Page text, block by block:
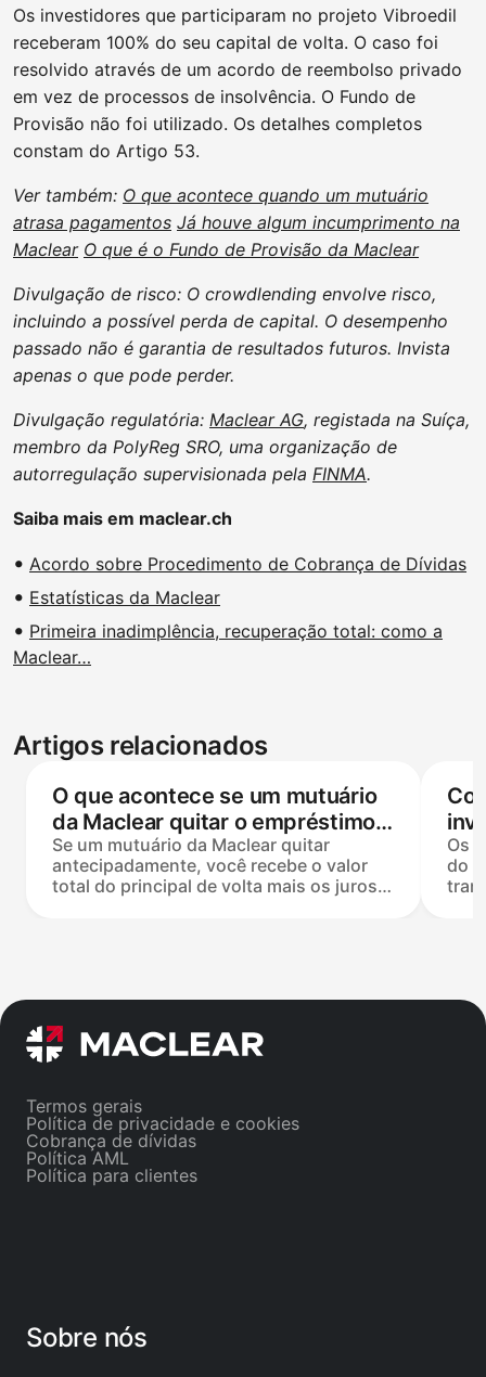
Os investidores que participaram no projeto Vibroedil
receberam 100% do seu capital de volta. O caso foi
resolvido através de um acordo de reembolso privado
em vez de processos de insolvência. O Fundo de
Provisão não foi utilizado. Os detalhes completos
constam do Artigo 53.
Ver também: O que acontece quando um mutuário
atrasa pagamentos Já houve algum incumprimento na
Maclear O que é o Fundo de Provisão da Maclear
Divulgação de risco: O crowdlending envolve risco,
incluindo a possível perda de capital. O desempenho
passado não é garantia de resultados futuros. Invista
apenas o que pode perder.
Divulgação regulatória: Maclear AG, registada na Suíça,
membro da PolyReg SRO, uma organização de
autorregulação supervisionada pela FINMA.
Saiba mais em maclear.ch
Acordo sobre Procedimento de Cobrança de Dívidas
Estatísticas da Maclear
Primeira inadimplência, recuperação total: como a
Maclear…
Artigos relacionados
O que acontece se um mutuário
da Maclear quitar o empréstimo
antecipadamente?
Se um mutuário da Maclear quitar
antecipadamente, você recebe o valor
total do principal de volta mais os juros
Disponíveis para reinvestimento ou
retirada imediatamente.
Os
do
Termos gerais
Política de privacidade e cookies
Cobrança de dívidas
Política AML
Política para clientes
Sobre nós